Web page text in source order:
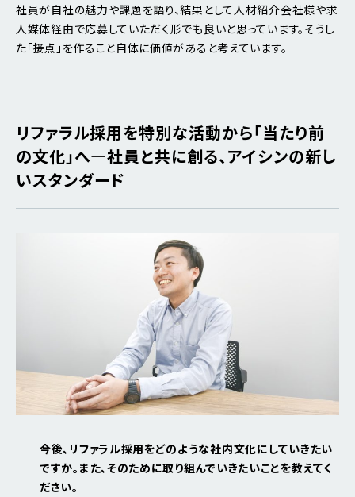
社員が自社の魅力や課題を語り、結果として人材紹介会社様や求
人媒体経由で応募していただく形でも良いと思っています。そうし
た「接点」を作ること自体に価値があると考えています。
リファラル採用を特別な活動から「当たり前
の文化」へ―社員と共に創る、アイシンの新し
いスタンダード
今後、リファラル採用をどのような社内文化にしていきたい
ですか。また、そのために取り組んでいきたいことを教えてく
ださい。